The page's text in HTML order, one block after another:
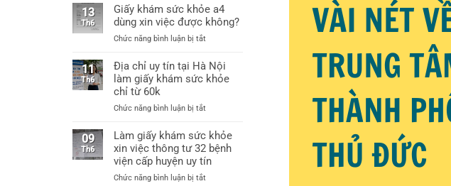
tư
25/2026
vụ
làm
khám
khỏe
a3
13
Th6
Giấy khám sức khỏe a4
dùng xin việc được không?
Chức năng bình luận bị tắtở
khám
sức
dùng
việc
được
không?
11
Th6
Địa chỉ uy tín tại Hà Nội
làm giấy khám sức khỏe
chỉ từ 60k
Chức năng bình luận bị tắtở
chỉ
uy
tín
Hà
09
Th6
Làm giấy khám sức khỏe
xin việc thông tư 32 bệnh
viện cấp huyện uy tín
Chức năng bình luận bị tắtở